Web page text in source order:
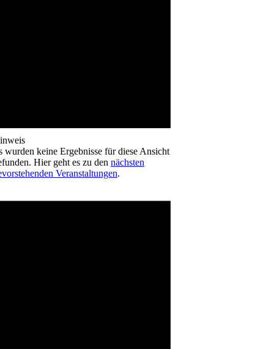
wurden keine Ergebnisse für diese Ansicht
Hier geht es zu den nächsten
Veranstaltungen.